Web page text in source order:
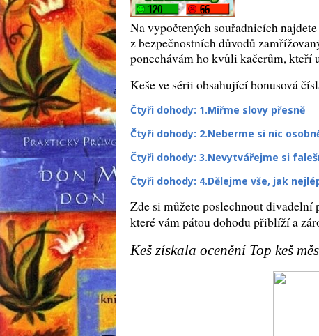
Na vypočtených souřadnicích
z bezpečnostních důvodů
ponechávám ho kvůli kačerům, kteří
Keše ve sérii obsahující bonusová
Čtyři dohody: 1.Miřme slovy přesně
Čtyři dohody: 2.Neberme si nic
Čtyři dohody: 3.Nevytvářejme si
Čtyři dohody: 4.Dělejme vše, jak
Zde si můžete poslechnout divadelní
které vám pátou dohodu přiblíží a
Keš získala ocenění Top keš